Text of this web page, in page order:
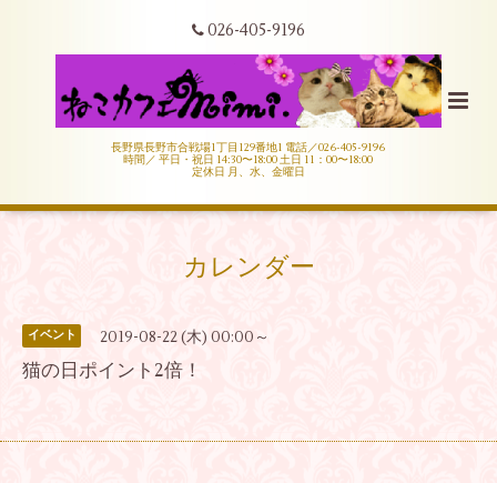
026-405-9196
長野県長野市合戦場1丁目129番地1 電話／026-405-9196
時間／ 平日・祝日 14:30〜18:00 土日 11：00〜18:00
定休日 月、水、金曜日
カレンダー
イベント 2019-08-22 (木) 00:00～
猫の日ポイント2倍！